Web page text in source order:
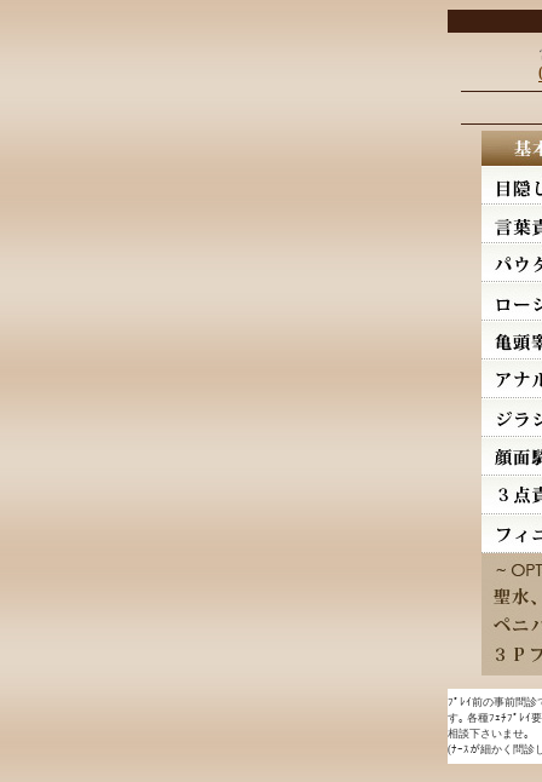
ﾌﾟﾚｲ前の事前問診
す｡ 各種ﾌｪﾁﾌﾟﾚｲ
相談下さいませ｡
(ﾅｰｽが細かく問診